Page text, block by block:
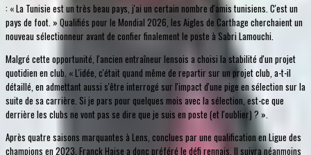
: « La Tunisie est un très beau pays, j'ai un certain nombre d'amis tunisiens. C'est un
pays de foot. » Qualifiés pour le Mondial 2026, les Aigles de Carthage cherchaient un
nouveau sélectionneur avant de confier finalement le poste à Sabri Lamouchi.
Malgré cette opportunité, l'ancien entraîneur lensois a choisi la stabilité d'un projet
quotidien en club. « L'idée, c'était quand même de repartir sur un projet club, a-t-il
détaillé, en admettant aussi s'être interrogé sur l'impact d'une pige en sélection sur la
suite de sa carrière. Si je pars pour quelques mois avec la sélection, est-ce que
derrière les clubs ne vont pas se dire que je suis en poste (et l'oublier) ? ».
Après quatre saisons marquantes à Lens, conclues par une qualification en Ligue des
champions en 2023, Franck Haise a donc préféré le défi rennais. Il suivra néanmoins